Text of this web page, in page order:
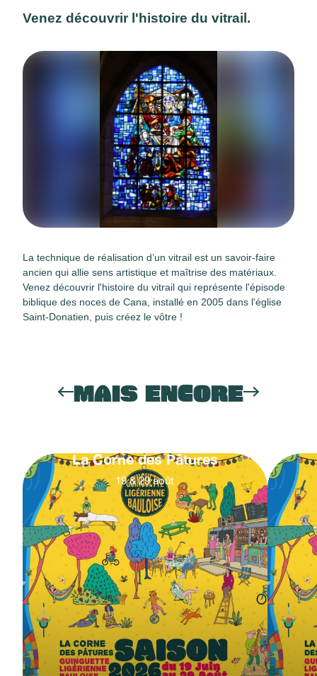
Venez découvrir l'histoire du vitrail.
La technique de réalisation d’un vitrail est un savoir-faire
ancien qui allie sens artistique et maîtrise des matériaux.
Venez découvrir l'histoire du vitrail qui représente l'épisode
biblique des noces de Cana, installé en 2005 dans l'église
Saint-Donatien, puis créez le vôtre !
MAIS ENCORE
La Corne des Pâtures
19 & 29 août